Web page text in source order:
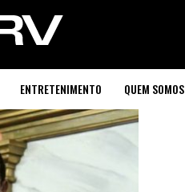
ENTRETENIMENTO QUEM SOMOS